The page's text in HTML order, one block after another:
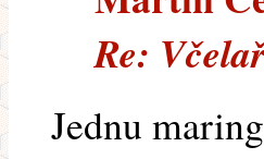
Re:
Jednu